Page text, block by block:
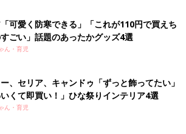
ト「miita185_home」
見つけたのは、マヨネーズやケチャップな
利なマヨケチャホルダー。逆さにすること
ースにもなるのは嬉しいのですが、ドアポ
扉の開閉で不安定になりますよね。こちら
安定感抜群になり小さなストレスも軽減さ
！味噌ストッカー
可愛く防寒できる」「これが110円で買えち
ごい」話題のあったかグッズ4選
ん・育児
、セリア、キャンドゥ「ずっと飾ってたい」
いくて即買い！」ひな祭りインテリア4選
ん・育児